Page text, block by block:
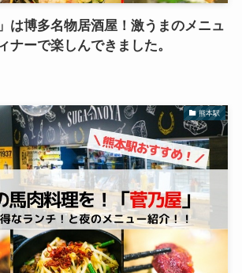
は博多名物居酒屋！激うまのメニュ
ナーで楽しんできました。
熊本駅